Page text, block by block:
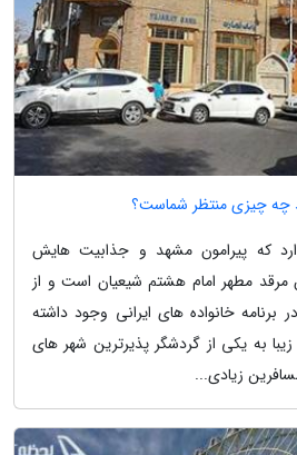
چه چیزی منتظر شماست؟
که پیرامون مشهد و جذابیت هایش
مرقد مطهر امام هشتم شیعیان است و از
برنامه خانواده های ایرانی وجود داشته
به یکی از گردشگر پذیرترین شهر های
زیادی...